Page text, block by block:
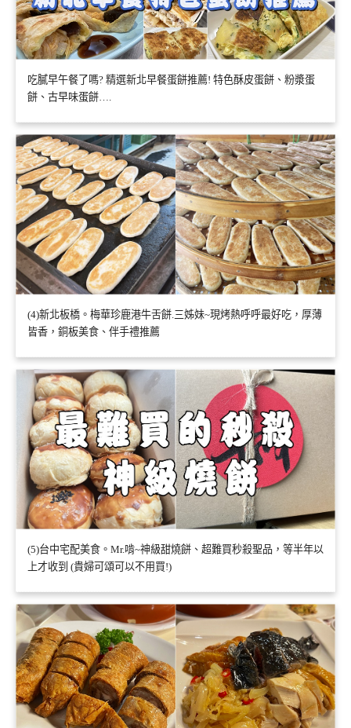
吃膩早午餐了嗎? 精選新北早餐蛋餅推薦! 特色酥皮蛋餅、粉漿蛋
餅、古早味蛋餅….
(4)新北板橋。梅華珍鹿港牛舌餅.三姊妹~現烤熱呼呼最好吃，厚薄
皆香，銅板美食、伴手禮推薦
(5)台中宅配美食。Mr.啃~神級甜燒餅、超難買秒殺聖品，等半年以
上才收到 (貴婦可頌可以不用買!)